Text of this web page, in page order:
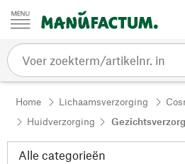
Passer au contenu
Home Lichaamsverzorging
Huidverzorging